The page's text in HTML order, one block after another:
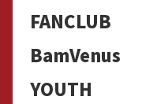
FANCLUB
BamVenus
YOUTH